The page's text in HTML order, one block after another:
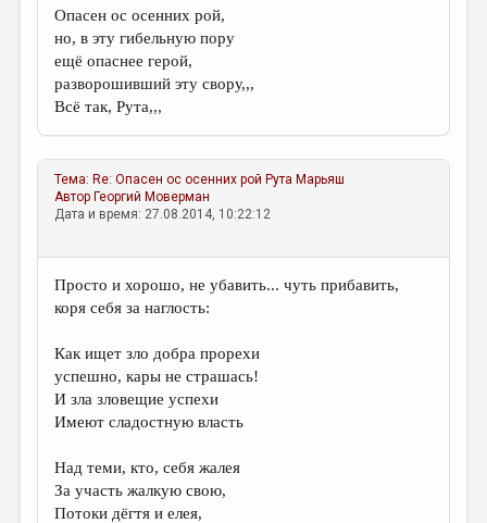
Опасен ос осенних рой,
но, в эту гибельную пору
ещё опаснее герой,
разворошивший эту свору,,,
Всё так, Рута,,,
Тема: Re: Опасен ос осенних рой Рута Марьяш
Автор Георгий Моверман
Дата и время: 27.08.2014, 10:22:12
Просто и хорошо, не убавить... чуть прибавить,
коря себя за наглость:
Как ищет зло добра прорехи
успешно, кары не страшась!
И зла зловещие успехи
Имеют сладостную власть
Над теми, кто, себя жалея
За участь жалкую свою,
Потоки дёгтя и елея,